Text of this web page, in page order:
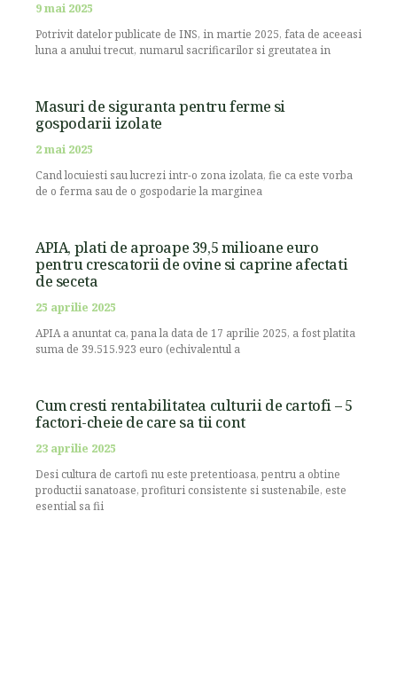
9 mai 2025
Potrivit datelor publicate de INS, in martie 2025, fata de aceeasi
luna a anului trecut, numarul sacrificarilor si greutatea in
Masuri de siguranta pentru ferme si
gospodarii izolate
2 mai 2025
Cand locuiesti sau lucrezi intr-o zona izolata, fie ca este vorba
de o ferma sau de o gospodarie la marginea
APIA, plati de aproape 39,5 milioane euro
pentru crescatorii de ovine si caprine afectati
de seceta
25 aprilie 2025
APIA a anuntat ca, pana la data de 17 aprilie 2025, a fost platita
suma de 39.515.923 euro (echivalentul a
Cum cresti rentabilitatea culturii de cartofi – 5
factori-cheie de care sa tii cont
23 aprilie 2025
Desi cultura de cartofi nu este pretentioasa, pentru a obtine
productii sanatoase, profituri consistente si sustenabile, este
esential sa fii